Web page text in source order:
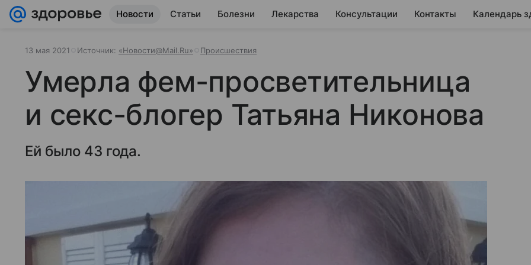
Новости Статьи Болезни Лекарства Консультации Контакты Календарь
13 мая 2021 Источник: «Новости@Mail.Ru» Происшествия
Умерла фем-просветительница
и секс-блогер Татьяна Никонова
Ей было 43 года.